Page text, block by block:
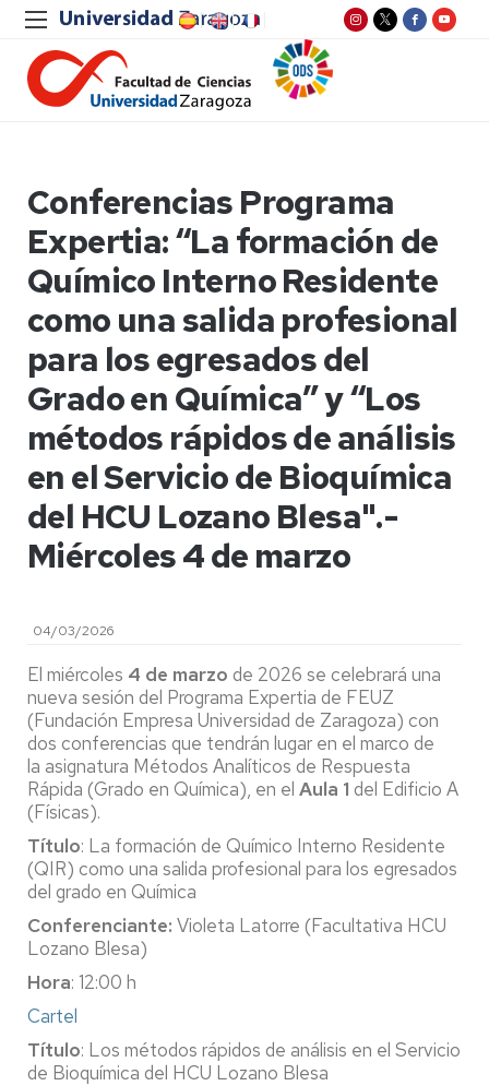
Conferencias Programa
Expertia: “La formación de
Químico Interno Residente
como una salida profesional
para los egresados del
Grado en Química” y “Los
métodos rápidos de análisis
en el Servicio de Bioquímica
del HCU Lozano Blesa".-
Miércoles 4 de marzo
04/03/2026
El miércoles 4 de marzo de 2026 se celebrará una
nueva sesión del Programa Expertia de FEUZ
(Fundación Empresa Universidad de Zaragoza) con
dos conferencias que tendrán lugar en el marco de
la asignatura Métodos Analíticos de Respuesta
Rápida (Grado en Química), en el Aula 1 del Edificio A
(Físicas).
Título: La formación de Químico Interno Residente
(QIR) como una salida profesional para los egresados
del grado en Química
Conferenciante: Violeta Latorre (Facultativa HCU
Lozano Blesa)
Hora: 12:00 h
Cartel
Título: Los métodos rápidos de análisis en el Servicio
de Bioquímica del HCU Lozano Blesa